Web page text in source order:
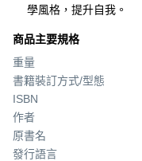
學風格，提升自我。
商品主要規格
重量
書籍裝訂方式/型態
ISBN
作者
原書名
發行語言